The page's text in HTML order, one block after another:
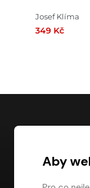
Josef Klíma
349 Kč
Aby